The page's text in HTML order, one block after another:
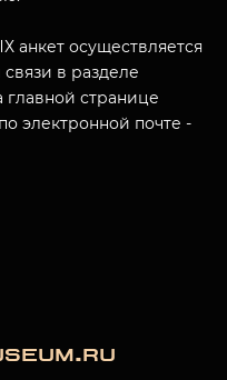
осуществляется
в разделе
главной странице
электронной почте -